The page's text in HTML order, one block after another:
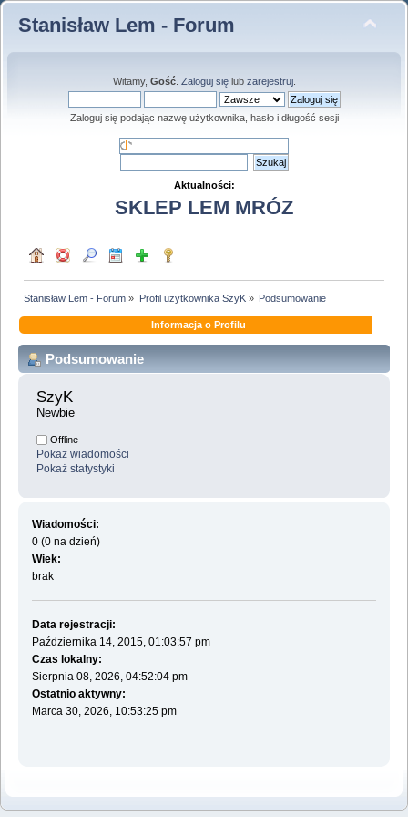
Stanisław Lem - Forum
Witamy, Gość. Zaloguj sięlub zarejestruj.
Zaloguj się podając nazwę użytkownika, hasło i długość sesji
Aktualności:
SKLEP LEM MRÓZ
Stanisław Lem - Forum » Profil użytkownika SzyK» Podsumowanie
Informacja o Profilu
Podsumowanie
SzyK
Newbie
Offline
Pokaż wiadomości
Pokaż statystyki
Wiadomości:
0 (0 na dzień)
Wiek:
brak
Data rejestracji:
Października 14, 2015, 01:03:57 pm
Czas lokalny:
Sierpnia 08, 2026, 04:52:04 pm
Ostatnio aktywny:
Marca 30, 2026, 10:53:25 pm